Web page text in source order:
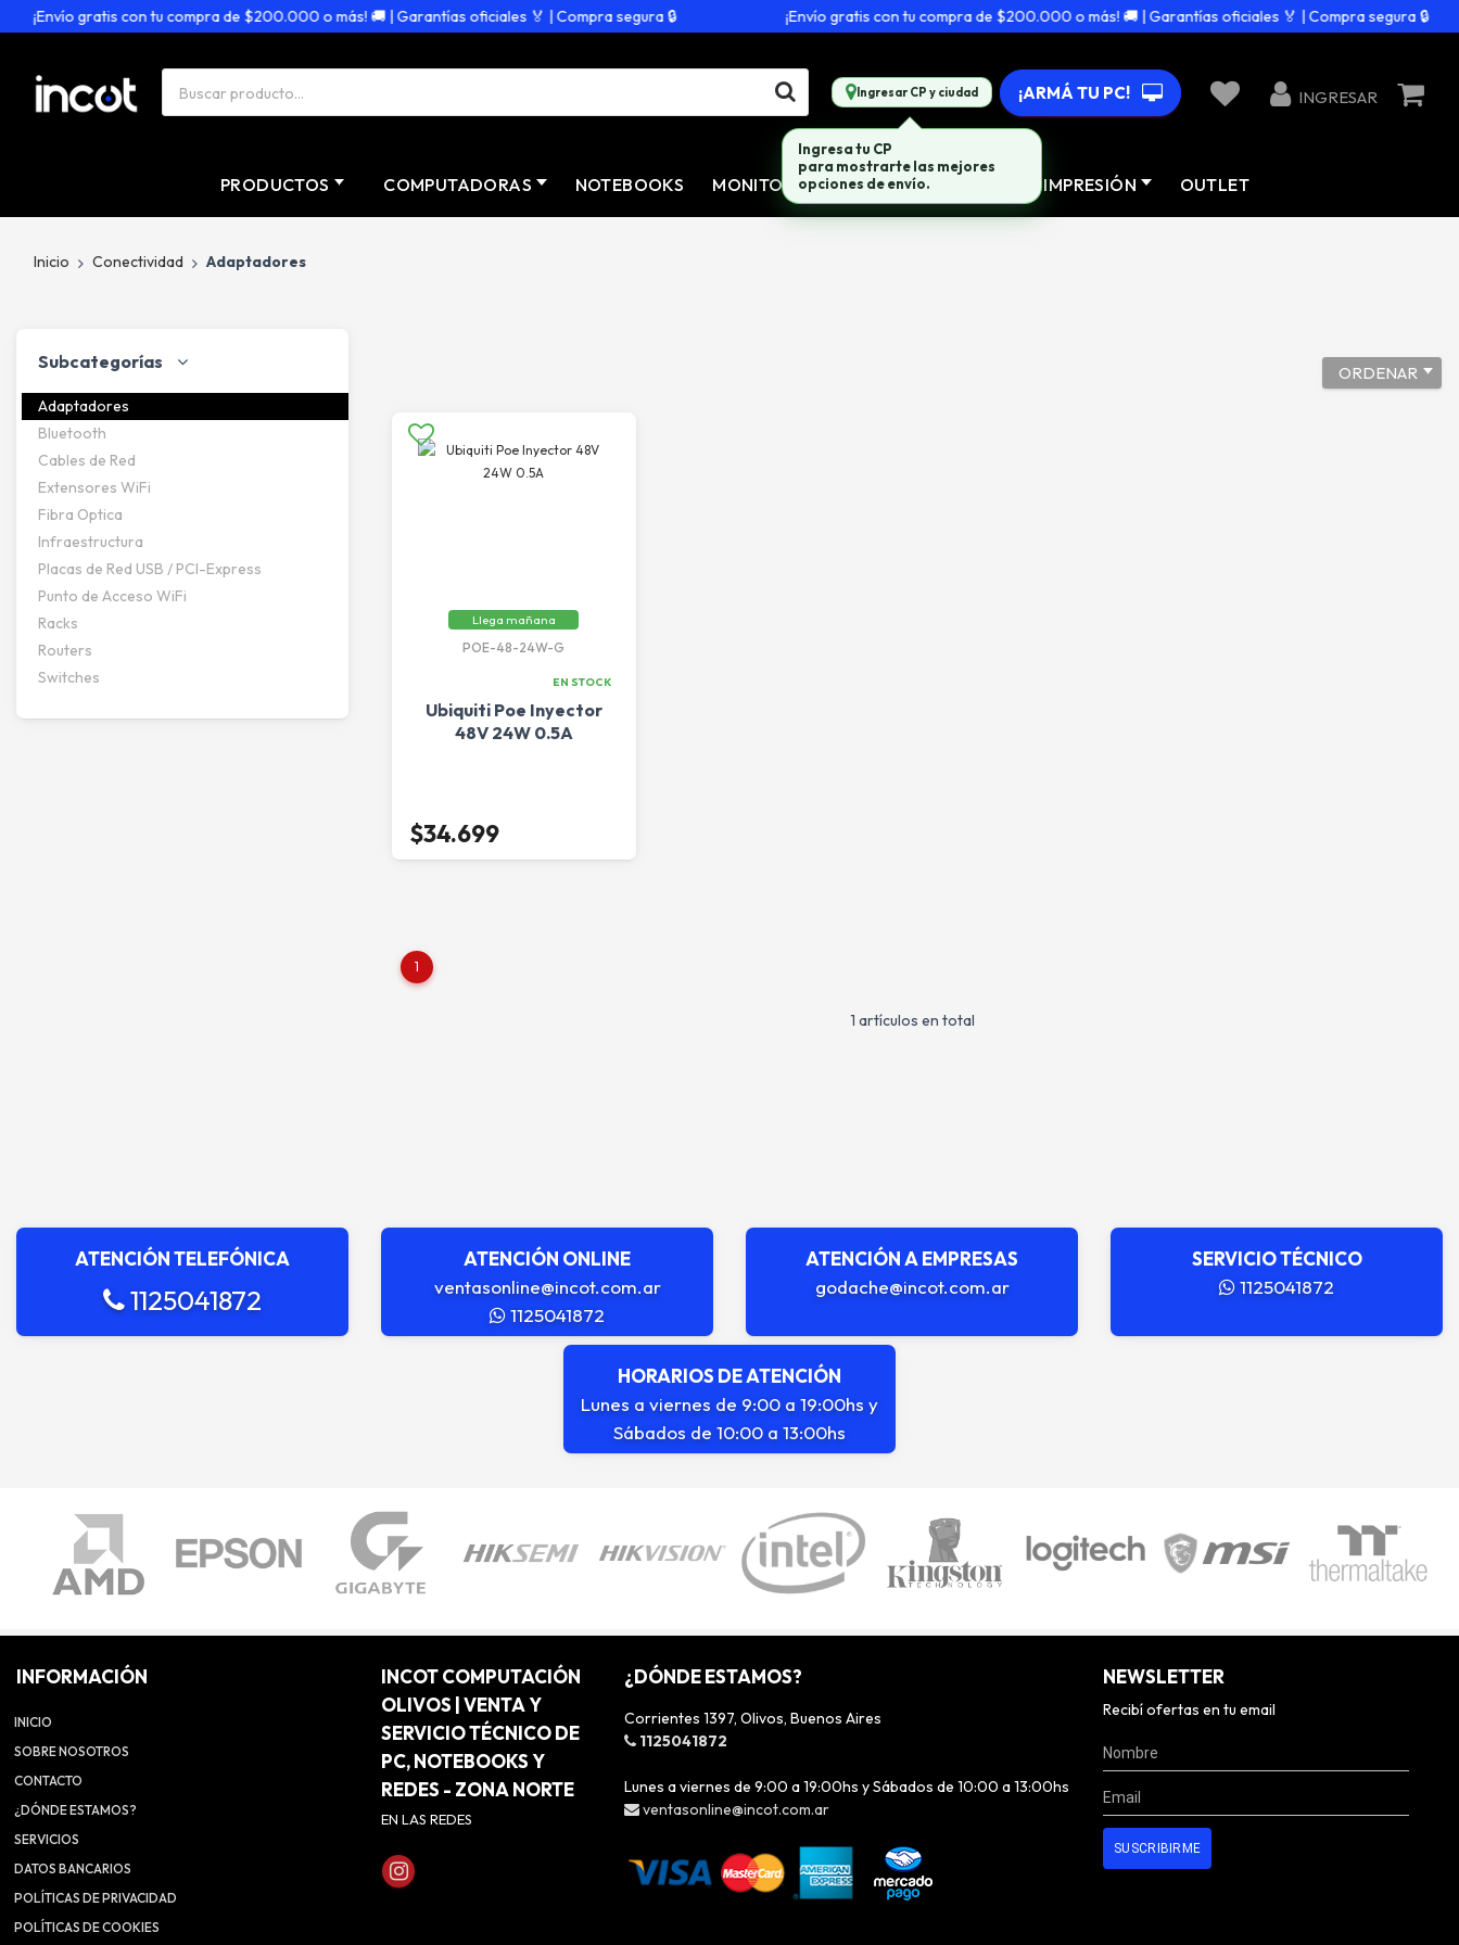
¡Envío gratis con tu compra de $200.000 o más! 🚚 | Garantías oficiales 🏅 | Compra segura 🔒 ¡Envío gratis con tu compra de $200.000 o más! 🚚 | Garantías oficiales 🏅 | Compra segura 🔒
Ingresar CP y ciudad ¡ARMÁ TU PC! INGRESAR
PRODUCTOS COMPUTADORAS NOTEBOOKS MONITORES CONECTIVIDAD IMPRESIÓN OUTLET
Inicio Conectividad Adaptadores
Subcategorías
Adaptadores
Bluetooth
Cables de Red
Extensores WiFi
Fibra Optica
Infraestructura
Placas de Red USB / PCI-Express
Punto de Acceso WiFi
Racks
Routers
Switches
ORDENAR
Llega mañana
POE-48-24W-G
EN STOCK
Ubiquiti Poe Inyector
48V 24W 0.5A
$34.699
1
1 artículos en total
ATENCIÓN TELEFÓNICA
1125041872
ATENCIÓN ONLINE
ventasonline@incot.com.ar
1125041872
ATENCIÓN A EMPRESAS
godache@incot.com.ar
SERVICIO TÉCNICO
1125041872
HORARIOS DE ATENCIÓN
Lunes a viernes de 9:00 a 19:00hs y
Sábados de 10:00 a 13:00hs
INFORMACIÓN
INICIO
SOBRE NOSOTROS
CONTACTO
¿DÓNDE ESTAMOS?
SERVICIOS
DATOS BANCARIOS
POLÍTICAS DE PRIVACIDAD
POLÍTICAS DE COOKIES
INCOT COMPUTACIÓN
OLIVOS | VENTA Y
SERVICIO TÉCNICO DE
PC, NOTEBOOKS Y
REDES - ZONA NORTE
EN LAS REDES
¿DÓNDE ESTAMOS?
Corrientes 1397, Olivos, Buenos Aires
1125041872
Lunes a viernes de 9:00 a 19:00hs y Sábados de 10:00 a 13:00hs
ventasonline@incot.com.ar
NEWSLETTER
Recibí ofertas en tu email
Ingresa tu CP
para mostrarte las mejores
opciones de envío.